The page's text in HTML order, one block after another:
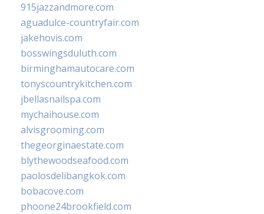
915jazzandmore.com
aguadulce-countryfair.com
jakehovis.com
bosswingsduluth.com
birminghamautocare.com
tonyscountrykitchen.com
jbellasnailspa.com
mychaihouse.com
alvisgrooming.com
thegeorginaestate.com
blythewoodseafood.com
paolosdelibangkok.com
bobacove.com
phoone24brookfield.com